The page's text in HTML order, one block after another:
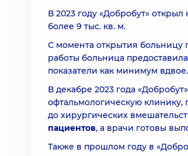
В 2023 году «Добробут» открыл
более 9 тыс. кв. м.
С момента открытия больницу
работы больница
показатели как минимум вдвое.
В декабре 2023 года
офтальмологическую клинику,
до хирургических
пациентов, а врачи готовы
Также в прошлом году в